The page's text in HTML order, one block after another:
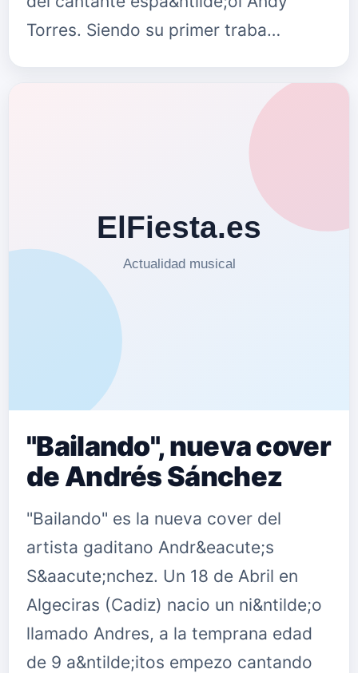
Torres. Siendo su primer traba…
"Bailando", nueva cover
de Andrés Sánchez
"Bailando" es la nueva cover del
artista gaditano Andr&eacute;s
S&aacute;nchez. Un 18 de Abril en
Algeciras (Cadiz) nacio un ni&ntilde;o
llamado Andres, a la temprana edad
de 9 a&ntilde;itos empezo cantando